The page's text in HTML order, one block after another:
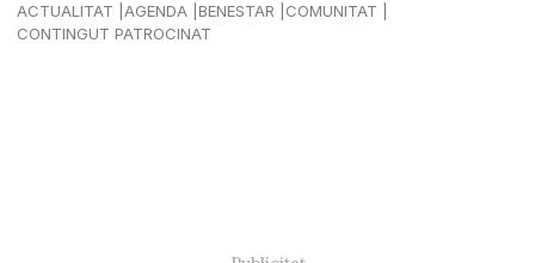
ACTUALITAT AGENDA BENESTAR
COMUNITAT
CONTINGUT PATROCINAT